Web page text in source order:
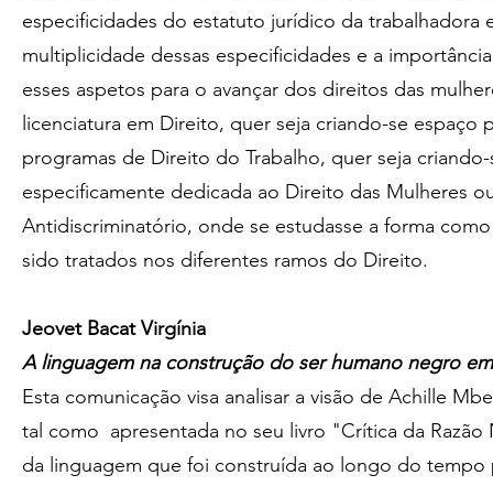
especificidades do estatuto jurídico da trabalhadora
multiplicidade dessas especificidades e a
esses aspetos para o avançar dos direitos das
licenciatura em Direito, quer seja criando-se
programas de Direito do Trabalho, quer seja
especificamente dedicada ao Direito das Mulheres
Antidiscriminatório, onde se estudasse a forma
sido tratados nos diferentes ramos do Direito.
Jeovet Bacat Virgínia
A linguagem na construção do ser humano negro
Esta comunicação visa analisar a visão de Achille
tal como apresentada no seu livro "Crítica da Razão
da linguagem que foi construída ao longo do